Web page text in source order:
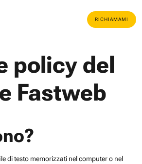
RICHIAMAMI
policy del
Fastweb
di testo memorizzati nel computer o nel